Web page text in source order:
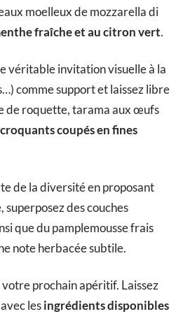
moelleux de mozzarella di
fraîche et au citron vert.
véritable invitation visuelle à la
comme support et laissez libre
de roquette, tarama aux œufs
coupés en fines
de la diversité en proposant
des couches
que du pamplemousse frais
note herbacée subtile.
prochain apéritif. Laissez
lesingrédients disponibles